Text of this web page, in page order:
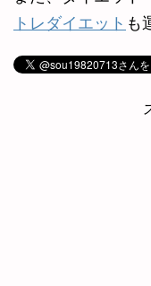
トレダイエット も